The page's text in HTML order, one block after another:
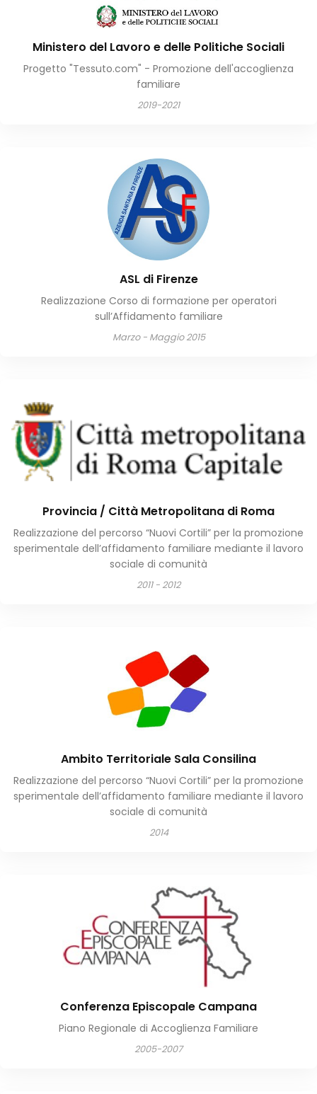
Ministero del Lavoro e delle Politiche Sociali
Progetto "Tessuto.com" - Promozione dell'accoglienza
familiare
2019-2021
ASL di Firenze
Realizzazione Corso di formazione per operatori
sull’Affidamento familiare
Marzo - Maggio 2015
Provincia / Città Metropolitana di Roma
Realizzazione del percorso “Nuovi Cortili” per la promozione
sperimentale dell’affidamento familiare mediante il lavoro
sociale di comunità
2011 - 2012
Ambito Territoriale Sala Consilina
Realizzazione del percorso “Nuovi Cortili” per la promozione
sperimentale dell’affidamento familiare mediante il lavoro
sociale di comunità
2014
Conferenza Episcopale Campana
Piano Regionale di Accoglienza Familiare
2005-2007